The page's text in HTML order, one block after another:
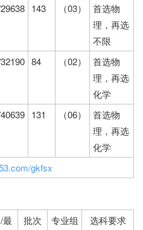
143 （03）
首选物
理，再选
不限
84 （02）
首选物
理，再选
化学
131 （06）
首选物
理，再选
化学
gkfsx
最
批次
专业组 选科要求